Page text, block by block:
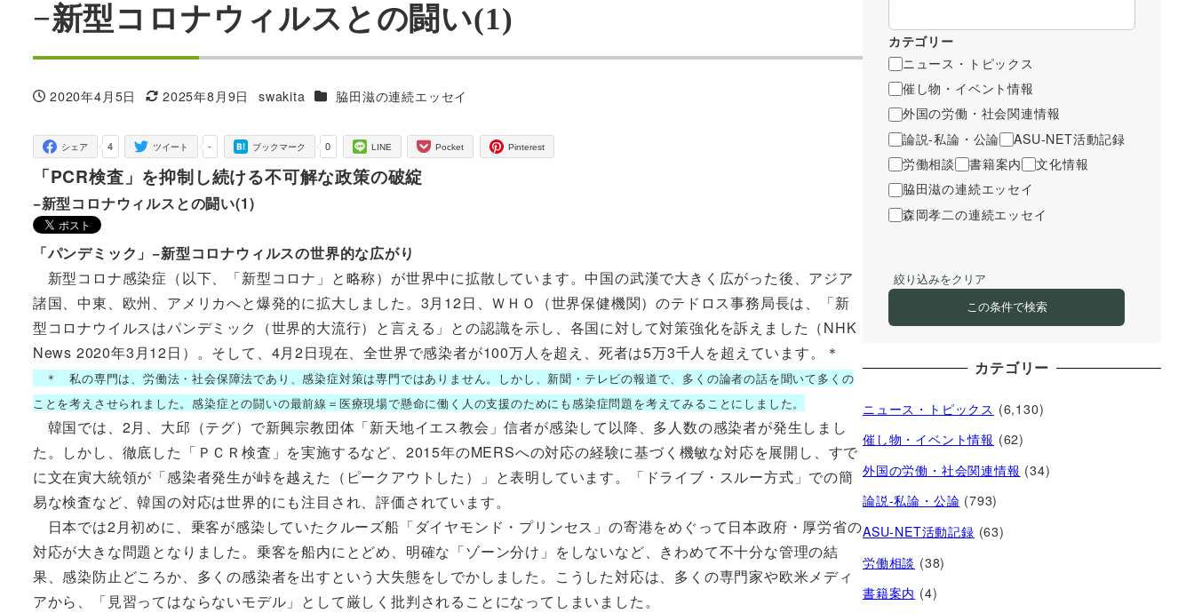
−新型コロナウィルスとの闘い(1)
投稿日
2020年4月5日
更新日
2025年8月9日
著
swakita カテゴリー
脇田滋の連続エッセイ
4
シェア -
ツイート 0
ブックマーク LINE Pocket Pinterest
「PCR検査」を抑制し続ける不可解な政策の破綻
−新型コロナウィルスとの闘い(1)
「パンデミック」−新型コロナウィルスの世界的な広がり
新型コロナ感染症（以下、「新型コロナ」と略称）が世界中に拡散しています。中国の武漢で大きく広がった後、アジア
諸国、中東、欧州、アメリカへと爆発的に拡大しました。3月12日、ＷＨＯ（世界保健機関）のテドロス事務局長は、「新
型コロナウイルスはパンデミック（世界的大流行）と言える」との認識を示し、各国に対して対策強化を訴えました（NHK
News 2020年3月12日）。そして、4月2日現在、全世界で感染者が100万人を超え、死者は5万3千人を超えています。＊
＊ 私の専門は、労働法・社会保障法であり、感染症対策は専門ではありません。しかし、新聞・テレビの報道で、多くの論者の話を聞いて多くの
ことを考えさせられました。感染症との闘いの最前線＝医療現場で懸命に働く人の支援のためにも感染症問題を考えてみることにしました。
韓国では、2月、大邱（テグ）で新興宗教団体「新天地イエス教会」信者が感染して以降、多人数の感染者が発生しまし
た。しかし、徹底した「ＰＣＲ検査」を実施するなど、2015年のMERSへの対応の経験に基づく機敏な対応を展開し、すで
に文在寅大統領が「感染者発生が峠を越えた（ピークアウトした）」と表明しています。「ドライブ・スルー方式」での簡
易な検査など、韓国の対応は世界的にも注目され、評価されています。
日本では2月初めに、乗客が感染していたクルーズ船「ダイヤモンド・プリンセス」の寄港をめぐって日本政府・厚労省の
対応が大きな問題となりました。乗客を船内にとどめ、明確な「ゾーン分け」をしないなど、きわめて不十分な管理の結
果、感染防止どころか、多くの感染者を出すという大失態をしでかしました。こうした対応は、多くの専門家や欧米メディ
アから、「見習ってはならないモデル」として厳しく批判されることになってしまいました。
カテゴリー
ニュース・トピックス
催し物・イベント情報
外国の労働・社会関連情報
論説-私論・公論
ASU-NET活動記録
労働相談
書籍案内
文化情報
脇田滋の連続エッセイ
森岡孝二の連続エッセイ
絞り込みをクリア
この条件で検索
カテゴリー
ニュース・トピックス (6,130)
催し物・イベント情報 (62)
外国の労働・社会関連情報 (34)
論説-私論・公論 (793)
ASU-NET活動記録 (63)
労働相談 (38)
書籍案内 (4)